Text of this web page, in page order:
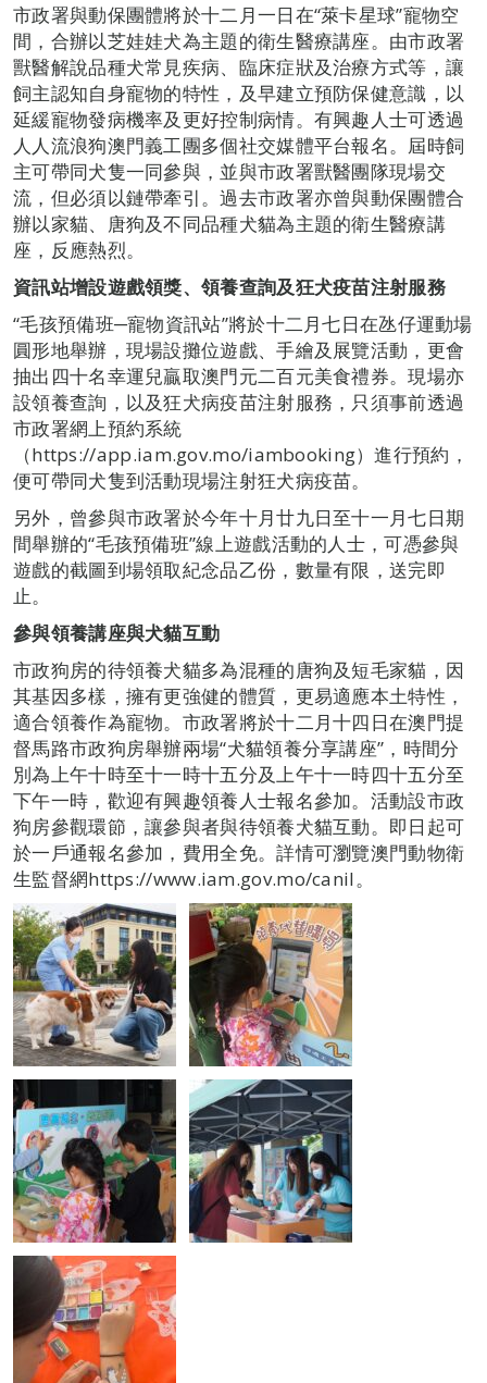
市政署與動保團體將於十二月一日在“萊卡星球”寵物空
間，合辦以芝娃娃犬為主題的衛生醫療講座。由市政署
獸醫解說品種犬常見疾病、臨床症狀及治療方式等，讓
飼主認知自身寵物的特性，及早建立預防保健意識，以
延緩寵物發病機率及更好控制病情。有興趣人士可透過
人人流浪狗澳門義工團多個社交媒體平台報名。屆時飼
主可帶同犬隻一同參與，並與市政署獸醫團隊現場交
流，但必須以鏈帶牽引。過去市政署亦曾與動保團體合
辦以家貓、唐狗及不同品種犬貓為主題的衛生醫療講
座，反應熱烈。
資訊站增設遊戲領獎、領養查詢及狂犬疫苗注射服務
“毛孩預備班─寵物資訊站”將於十二月七日在氹仔運動場
圓形地舉辦，現場設攤位遊戲、手繪及展覽活動，更會
抽出四十名幸運兒贏取澳門元二百元美食禮券。現場亦
設領養查詢，以及狂犬病疫苗注射服務，只須事前透過
市政署網上預約系統
（https://app.iam.gov.mo/iambooking）進行預約，
便可帶同犬隻到活動現場注射狂犬病疫苗。
另外，曾參與市政署於今年十月廿九日至十一月七日期
間舉辦的“毛孩預備班”線上遊戲活動的人士，可憑參與
遊戲的截圖到場領取紀念品乙份，數量有限，送完即
止。
參與領養講座與犬貓互動
市政狗房的待領養犬貓多為混種的唐狗及短毛家貓，因
其基因多樣，擁有更強健的體質，更易適應本土特性，
適合領養作為寵物。市政署將於十二月十四日在澳門提
督馬路市政狗房舉辦兩場“犬貓領養分享講座”，時間分
別為上午十時至十一時十五分及上午十一時四十五分至
下午一時，歡迎有興趣領養人士報名參加。活動設市政
狗房參觀環節，讓參與者與待領養犬貓互動。即日起可
於一戶通報名參加，費用全免。詳情可瀏覽澳門動物衛
生監督網https://www.iam.gov.mo/canil。